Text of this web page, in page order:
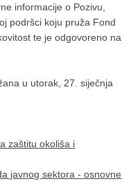
informacije o Pozivu,
podršci koju pruža Fond
te je odgovoreno na
u utorak, 27. siječnja
zaštitu okoliša i
javnog sektora - osnovne